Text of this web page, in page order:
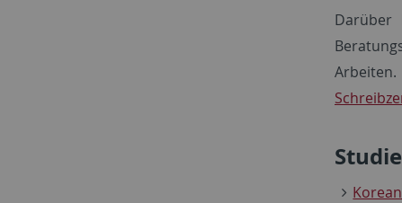
Darüber